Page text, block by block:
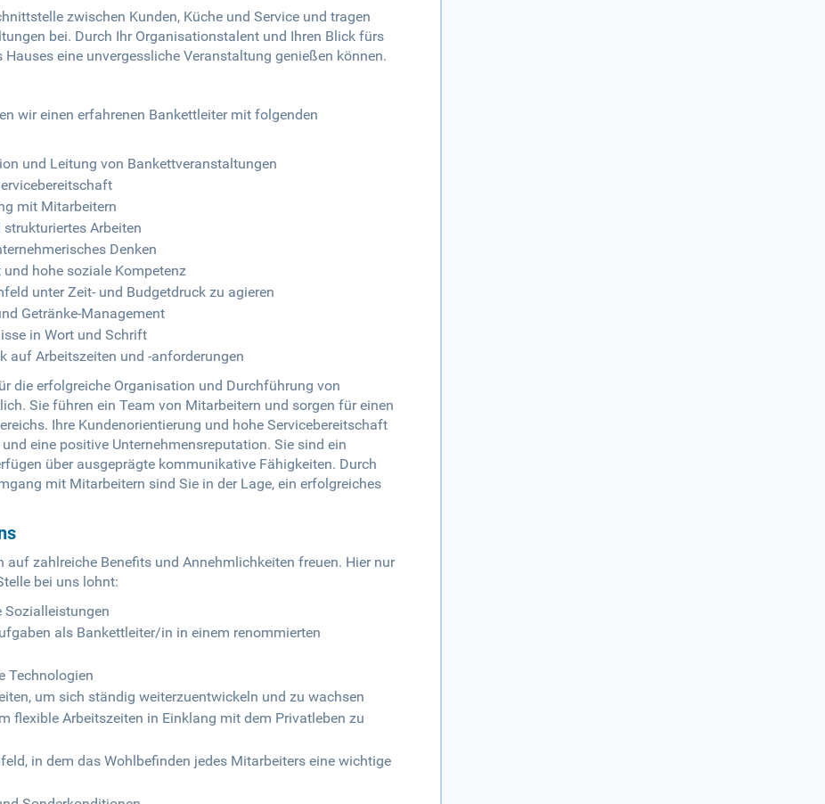
zwischen Kunden, Küche und Service und tragen
bei. Durch Ihr Organisationstalent und Ihren Blick fürs
eine unvergessliche Veranstaltung genießen können.
wir einen erfahrenen Bankettleiter mit folgenden
und Leitung von Bankettveranstaltungen
mit Mitarbeitern
Arbeiten
Denken
hohe soziale Kompetenz
unter Zeit- und Budgetdruck zu agieren
Getränke-Management
in Wort und Schrift
auf Arbeitszeiten und -anforderungen
die erfolgreiche Organisation und Durchführung von
Sie führen ein Team von Mitarbeitern und sorgen für einen
Ihre Kundenorientierung und hohe Servicebereitschaft
eine positive Unternehmensreputation. Sie sind ein
über ausgeprägte kommunikative Fähigkeiten. Durch
mit Mitarbeitern sind Sie in der Lage, ein erfolgreiches
zahlreiche Benefits und Annehmlichkeiten freuen. Hier nur
bei uns lohnt:
Sozialleistungen
als Bankettleiter/in in einem renommierten
Technologien
um sich ständig weiterzuentwickeln und zu wachsen
flexible Arbeitszeiten in Einklang mit dem Privatleben zu
in dem das Wohlbefinden jedes Mitarbeiters eine wichtige